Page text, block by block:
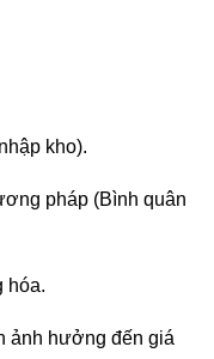
kho).
pháp (Bình quân
hóa.
ảnh hưởng đến giá